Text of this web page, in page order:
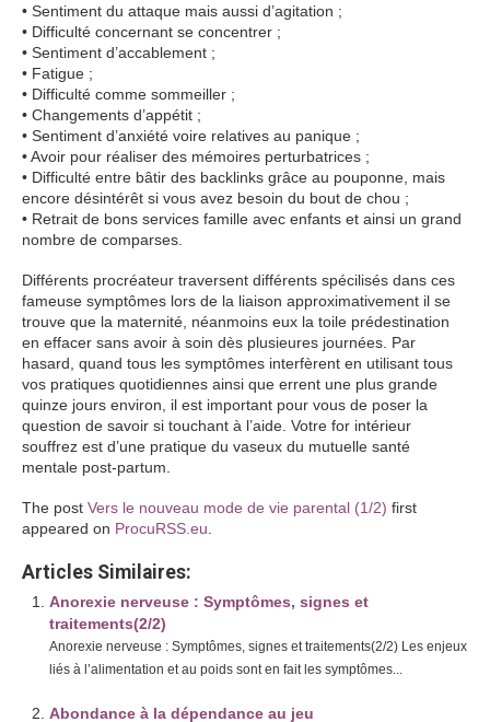
• Sentiment du attaque mais aussi d’agitation ;
• Difficulté concernant se concentrer ;
• Sentiment d’accablement ;
• Fatigue ;
• Difficulté comme sommeiller ;
• Changements d’appétit ;
• Sentiment d’anxiété voire relatives au panique ;
• Avoir pour réaliser des mémoires perturbatrices ;
• Difficulté entre bâtir des backlinks grâce au pouponne, mais
encore désintérêt si vous avez besoin du bout de chou ;
• Retrait de bons services famille avec enfants et ainsi un grand
nombre de comparses.
Différents procréateur traversent différents spécilisés dans ces
fameuse symptômes lors de la liaison approximativement il se
trouve que la maternité, néanmoins eux la toile prédestination
en effacer sans avoir à soin dès plusieures journées. Par
hasard, quand tous les symptômes interfèrent en utilisant tous
vos pratiques quotidiennes ainsi que errent une plus grande
quinze jours environ, il est important pour vous de poser la
question de savoir si touchant à l’aide. Votre for intérieur
souffrez est d’une pratique du vaseux du mutuelle santé
mentale post-partum.
The post Vers le nouveau mode de vie parental (1/2) first
appeared on ProcuRSS.eu
Articles Similaires:
Anorexie nerveuse : Symptômes, signes et
traitements(2/2)
Anorexie nerveuse : Symptômes, signes et traitements(2/2) Les enjeux
liés à l’alimentation et au poids sont en fait les symptômes...
Abondance à la dépendance au jeu